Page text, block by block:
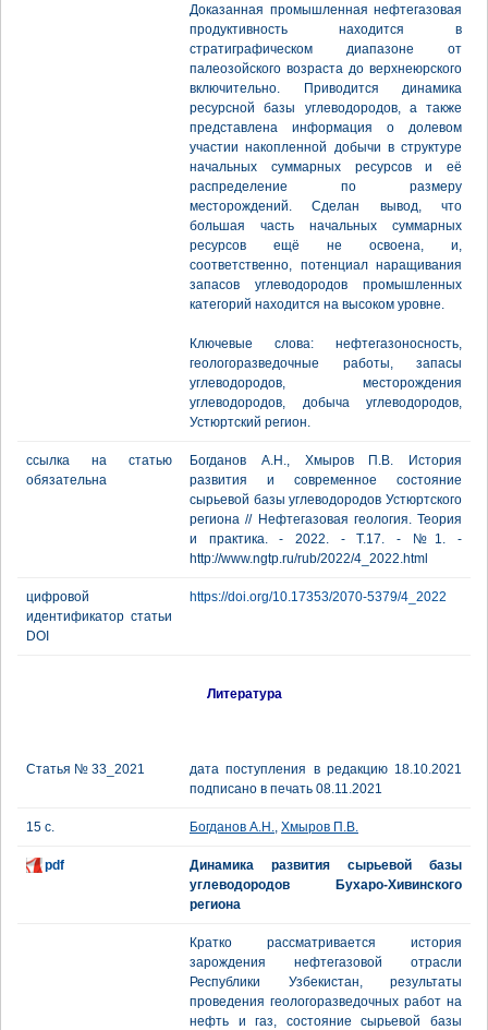
Доказанная промышленная нефтегазовая
продуктивность находится в
стратиграфическом диапазоне от
палеозойского возраста до верхнеюрского
включительно. Приводится динамика
ресурсной базы углеводородов, а также
представлена информация о долевом
участии накопленной добычи в структуре
начальных суммарных ресурсов и её
распределение по размеру
месторождений. Сделан вывод, что
большая часть начальных суммарных
ресурсов ещё не освоена, и,
соответственно, потенциал наращивания
запасов углеводородов промышленных
категорий находится на высоком уровне.
Ключевые слова: нефтегазоносность,
геологоразведочные работы, запасы
углеводородов, месторождения
углеводородов, добыча углеводородов,
Устюртский регион.
ссылка на статью
обязательна
Богданов А.Н., Хмыров П.В. История
развития и современное состояние
сырьевой базы углеводородов Устюртского
региона // Нефтегазовая геология. Теория
и практика. - 2022. - Т.17. - №1. -
http://www.ngtp.ru/rub/2022/4_2022.html
цифровой
идентификатор статьи
DOI
https://doi.org/10.17353/2070-5379/4_2022
Литература
Статья № 33_2021
дата поступления в редакцию 18.10.2021
подписано в печать 08.11.2021
15 с. Богданов А.Н., Хмыров П.В.
pdf
Динамика развития сырьевой базы
углеводородов Бухаро-Хивинского
региона
Кратко рассматривается история
зарождения нефтегазовой отрасли
Республики Узбекистан, результаты
проведения геологоразведочных работ на
нефть и газ, состояние сырьевой базы